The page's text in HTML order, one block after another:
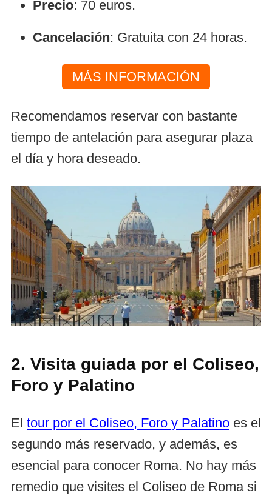
Precio: 70 euros.
Cancelación: Gratuita con 24 horas.
MÁS INFORMACIÓN
Recomendamos reservar con bastante
tiempo de antelación para asegurar plaza
el día y hora deseado.
2. Visita guiada por el Coliseo,
Foro y Palatino
El tour por el Coliseo, Foro y Palatino es el
segundo más reservado, y además, es
esencial para conocer Roma. No hay más
remedio que visites el Coliseo de Roma si